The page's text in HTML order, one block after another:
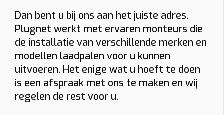
Dan bent u bij ons aan het juiste adres.
Plugnet werkt met ervaren monteurs die
de installatie van verschillende merken en
modellen laadpalen voor u kunnen
uitvoeren. Het enige wat u hoeft te doen
is een afspraak met ons te maken en wij
regelen de rest voor u.